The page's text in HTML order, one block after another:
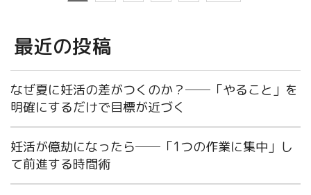
最近の投稿
なぜ夏に妊活の差がつくのか？──「やること」を
明確にするだけで目標が近づく
妊活が億劫になったら──「1つの作業に集中」し
て前進する時間術